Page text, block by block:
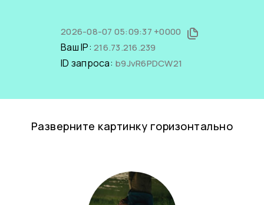
2026-08-07 05:09:37 +0000
Ваш IP: 216.73.216.239
ID запроса: b9JvR6PDCW21
Разверните картинку горизонтально